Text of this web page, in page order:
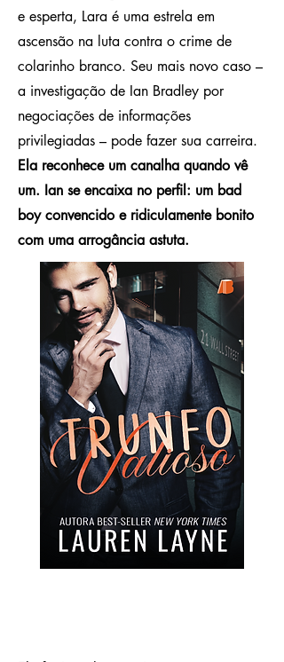
e esperta, Lara é uma estrela em
ascensão na luta contra o crime de
colarinho branco. Seu mais novo caso –
a investigação de Ian Bradley por
negociações de informações
privilegiadas – pode fazer sua carreira.
Ela reconhece um canalha quando vê
um. Ian se encaixa no perfil: um bad
boy convencido e ridiculamente bonito
com uma arrogância astuta.